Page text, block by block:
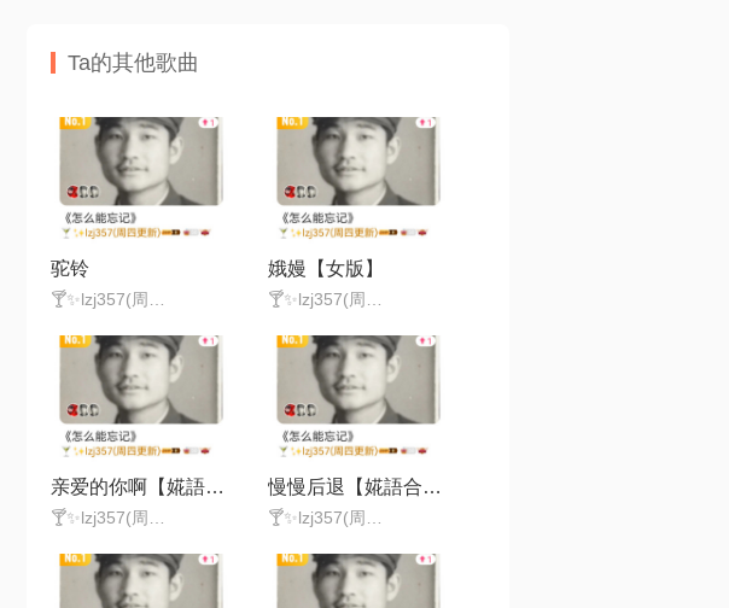
Ta的其他歌曲
驼铃 娥嫚【女版】
亲爱的你啊【婲語合唱（缺声部）】 慢慢后退【婲語合唱（缺声部）】